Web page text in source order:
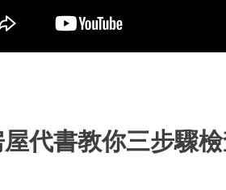
代書教你三步驟